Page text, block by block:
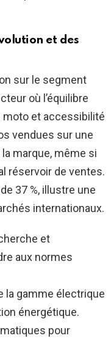
et des
sur le segment
où l’équilibre
moto et accessibilité
vendues sur une
marque, même si
réservoir de ventes.
37 %, illustre une
internationaux.
et
aux normes
la gamme électrique
énergétique.
pour